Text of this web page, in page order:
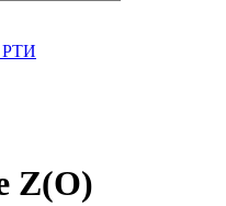
РТИ
Z(О)